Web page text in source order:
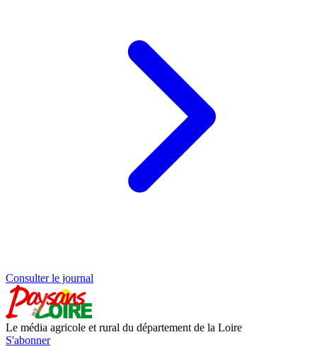
Consulter le journal
Le média agricole et rural du département de la Loire
S'abonner